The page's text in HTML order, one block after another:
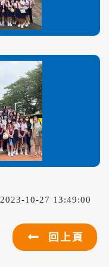
2023-10-27 13:49:00
回上頁